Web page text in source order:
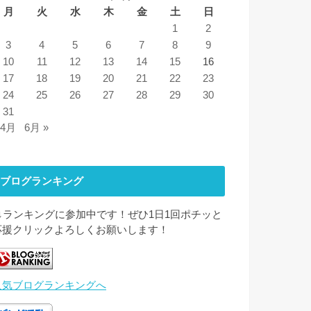
月
火 水 木 金 土
日
1
2
3
4 5 6 7 8
9
10
11 12 13 14 15
16
17
18 19 20 21 22
23
24
25 26 27 28 29
30
31
月
6月 »
ブログランキング
ランキングに参加中です！ぜひ1日1回ポチッと
援クリックよろしくお願いします！
気ブログランキングへ